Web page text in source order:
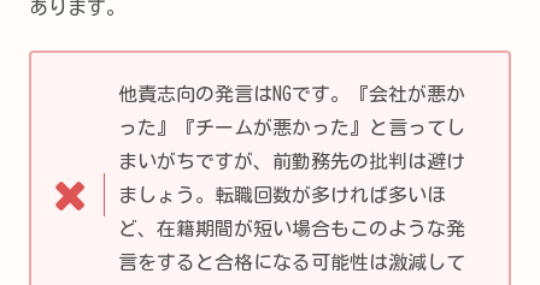
あります。
他責志向の発言はNGです。『会社が悪か
った』『チームが悪かった』と言ってし
まいがちですが、前勤務先の批判は避け
ましょう。転職回数が多ければ多いほ
ど、在籍期間が短い場合もこのような発
言をすると合格になる可能性は激減して